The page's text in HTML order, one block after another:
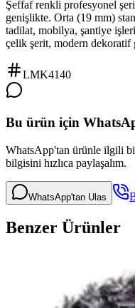
Şeffaf renkli profesyonel
genişlikte. Orta (19 mm)
tadilat, mobilya, şantiye
çelik şerit, modern dekoratif
LMK4140
Bu ürün için
WhatsApp'tan ürünle ilgili
bilgisini hızlıca paylaşalım.
WhatsApp'tan Ulas
Benzer Ürünler